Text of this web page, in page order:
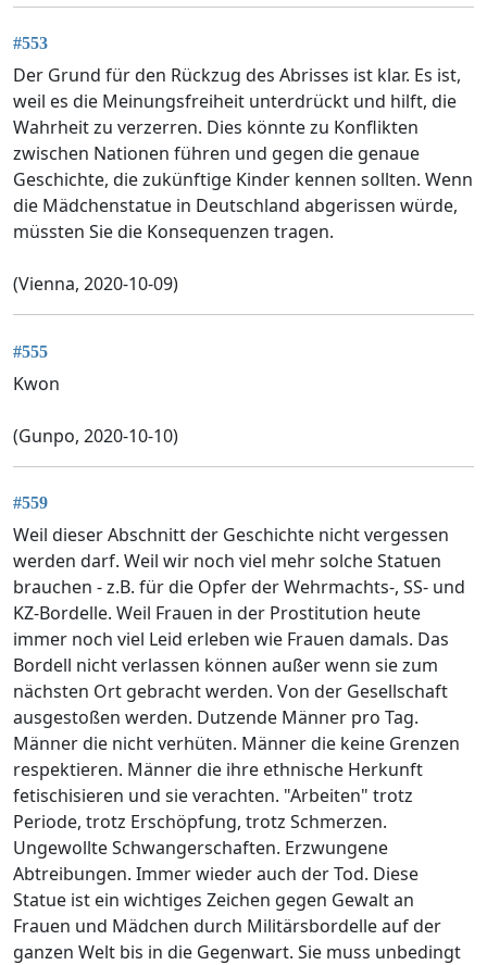
#553
Der Grund für den Rückzug des Abrisses ist klar. Es ist,
weil es die Meinungsfreiheit unterdrückt und hilft, die
Wahrheit zu verzerren. Dies könnte zu Konflikten
zwischen Nationen führen und gegen die genaue
Geschichte, die zukünftige Kinder kennen sollten. Wenn
die Mädchenstatue in Deutschland abgerissen würde,
müssten Sie die Konsequenzen tragen.
(Vienna, 2020-10-09)
#555
Kwon
(Gunpo, 2020-10-10)
#559
Weil dieser Abschnitt der Geschichte nicht vergessen
werden darf. Weil wir noch viel mehr solche Statuen
brauchen - z.B. für die Opfer der Wehrmachts-, SS- und
KZ-Bordelle. Weil Frauen in der Prostitution heute
immer noch viel Leid erleben wie Frauen damals. Das
Bordell nicht verlassen können außer wenn sie zum
nächsten Ort gebracht werden. Von der Gesellschaft
ausgestoßen werden. Dutzende Männer pro Tag.
Männer die nicht verhüten. Männer die keine Grenzen
respektieren. Männer die ihre ethnische Herkunft
fetischisieren und sie verachten. "Arbeiten" trotz
Periode, trotz Erschöpfung, trotz Schmerzen.
Ungewollte Schwangerschaften. Erzwungene
Abtreibungen. Immer wieder auch der Tod. Diese
Statue ist ein wichtiges Zeichen gegen Gewalt an
Frauen und Mädchen durch Militärsbordelle auf der
ganzen Welt bis in die Gegenwart. Sie muss unbedingt